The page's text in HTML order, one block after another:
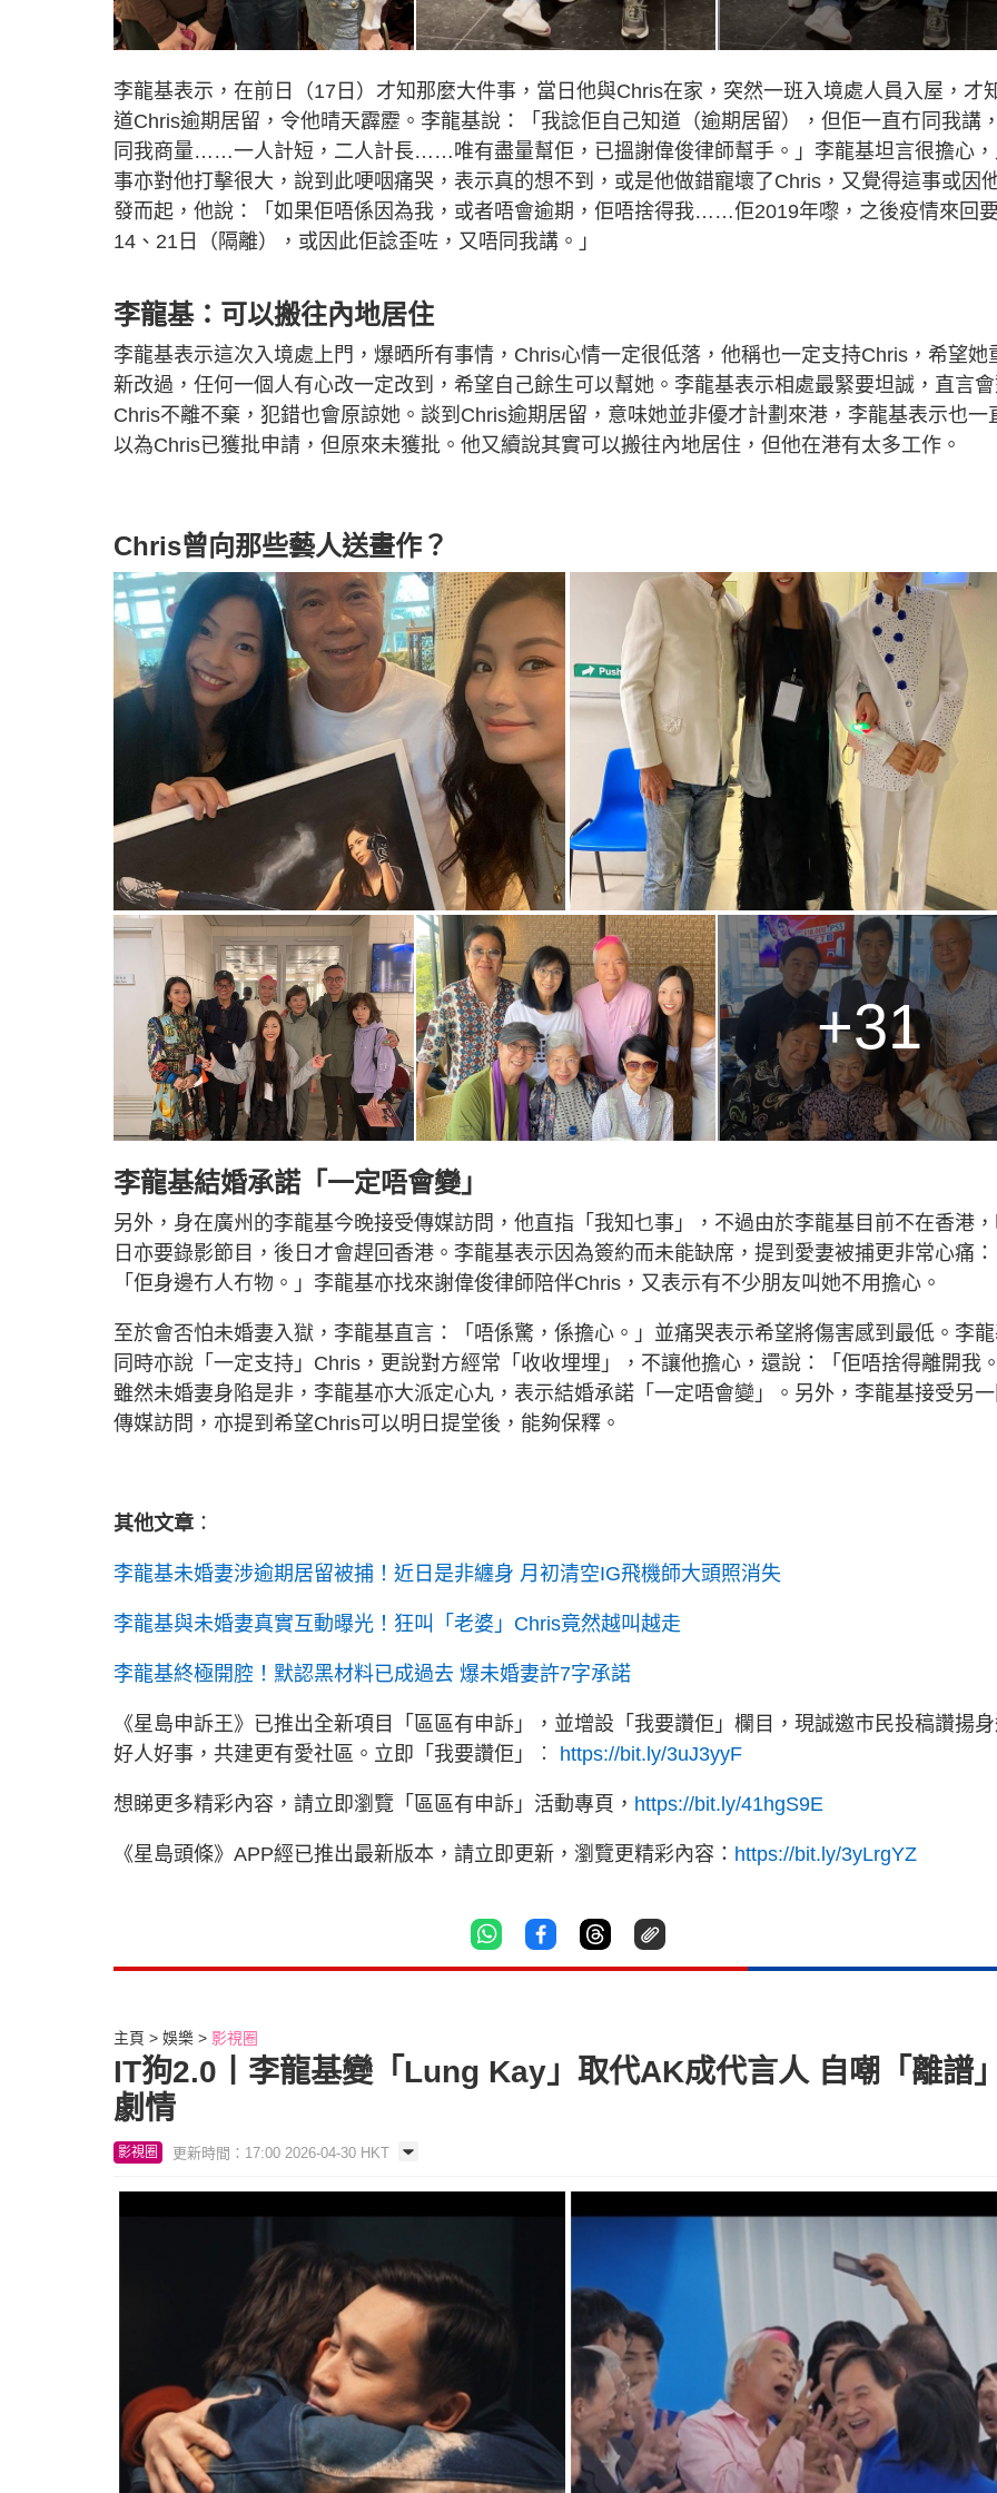
李龍基表示，在前日（17日）才知那麼大件事，當日他與Chris在家，突然一班入境處人員入屋，才
道Chris逾期居留，令他晴天霹靂。李龍基說：「我諗佢自己知道（逾期居留），但佢一直冇同我講
同我商量……一人計短，二人計長……唯有盡量幫佢，已搵謝偉俊律師幫手。」李龍基坦言很擔心
事亦對他打擊很大，說到此哽咽痛哭，表示真的想不到，或是他做錯寵壞了Chris，又覺得這事或因
發而起，他說：「如果佢唔係因為我，或者唔會逾期，佢唔捨得我……佢2019年嚟，之後疫情來回
14、21日（隔離），或因此佢諗歪咗，又唔同我講。」
李龍基：可以搬往內地居住
李龍基表示這次入境處上門，爆晒所有事情，Chris心情一定很低落，他稱也一定支持Chris，希望她
新改過，任何一個人有心改一定改到，希望自己餘生可以幫她。李龍基表示相處最緊要坦誠，直言
Chris不離不棄，犯錯也會原諒她。談到Chris逾期居留，意味她並非優才計劃來港，李龍基表示也一
以為Chris已獲批申請，但原來未獲批。他又續說其實可以搬往內地居住，但他在港有太多工作。
Chris曾向那些藝人送畫作？
+31
李龍基結婚承諾「一定唔會變」
另外，身在廣州的李龍基今晚接受傳媒訪問，他直指「我知乜事」，不過由於李龍基目前不在香港
日亦要錄影節目，後日才會趕回香港。李龍基表示因為簽約而未能缺席，提到愛妻被捕更非常心痛：
「佢身邊冇人冇物。」李龍基亦找來謝偉俊律師陪伴Chris，又表示有不少朋友叫她不用擔心。
至於會否怕未婚妻入獄，李龍基直言：「唔係驚，係擔心。」並痛哭表示希望將傷害感到最低。李
同時亦說「一定支持」Chris，更說對方經常「收收埋埋」，不讓他擔心，還說：「佢唔捨得離開我
雖然未婚妻身陷是非，李龍基亦大派定心丸，表示結婚承諾「一定唔會變」。另外，李龍基接受另
傳媒訪問，亦提到希望Chris可以明日提堂後，能夠保釋。
其他文章 ：
李龍基未婚妻涉逾期居留被捕！近日是非纏身 月初清空IG飛機師大頭照消失
李龍基與未婚妻真實互動曝光！狂叫「老婆」Chris竟然越叫越走
李龍基終極開腔！默認黑材料已成過去 爆未婚妻許7字承諾
《星島申訴王》已推出全新項目「區區有申訴」，並增設「我要讚佢」欄目，現誠邀市民投稿讚揚
好人好事，共建更有愛社區。立即「我要讚佢」︰ https://bit.ly/3uJ3yyF
想睇更多精彩內容，請立即瀏覽「區區有申訴」活動專頁， https://bit.ly/41hgS9E
《星島頭條》APP經已推出最新版本，請立即更新，瀏覽更精彩內容： https://bit.ly/3yLrgYZ
主頁 娛樂 影視圈
IT狗2.0丨李龍基變「Lung Kay」取代AK成代言人 自嘲「離譜
劇情
影視圈 更新時間：17:00 2026-04-30 HKT